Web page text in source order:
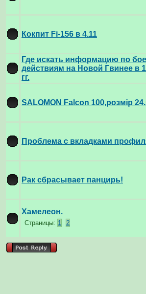
Кокпит Fi-156 в 4.11
Где искать информацию по
действиям на Новой Гвинее в
гг.
SALOMON Falcon 100,розмір
Проблема с вкладками
Рак сбрасывает панцирь!
Хамелеон.
Страницы: 1 2